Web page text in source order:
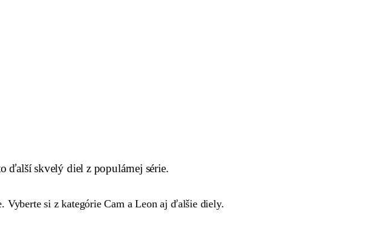
ďalší skvelý diel z populárnej série.
Vyberte si z kategórie Cam a Leon aj ďalšie diely.